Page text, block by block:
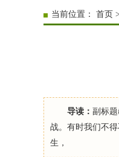
当前位置： 首页 >
导读： 副标
战。有时我们不
生，